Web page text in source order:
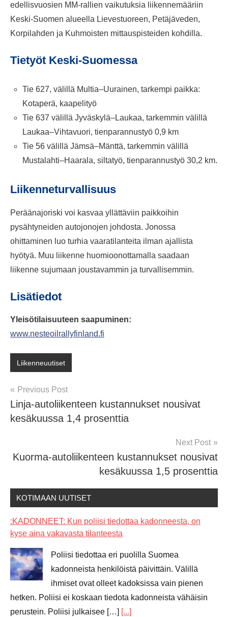
edellisvuosien MM-rallien vaikutuksia liikennemääriin
Keski-Suomen alueella Lievestuoreen, Petäjäveden,
Korpilahden ja Kuhmoisten mittauspisteiden kohdilla.
Tietyöt Keski-Suomessa
Tie 627, välillä Multia–Uurainen, tarkempi paikka:
Kotaperä, kaapelityö
Tie 637 välillä Jyväskylä–Laukaa, tarkemmin välillä
Laukaa–Vihtavuori, tienparannustyö 0,9 km
Tie 56 välillä Jämsä–Mänttä, tarkemmin välillä
Mustalahti–Haarala, siltatyö, tienparannustyö 30,2 km.
Liikenneturvallisuus
Peräänajoriski voi kasvaa yllättäviin paikkoihin
pysähtyneiden autojonojen johdosta. Jonossa
ohittaminen luo turhia vaaratilanteita ilman ajallista
hyötyä. Muu liikenne huomioonottamalla saadaan
liikenne sujumaan joustavammin ja turvallisemmin.
Lisätiedot
Yleisötilaisuuteen saapuminen:
www.nesteoilrallyfinland.fi
Liikenneuutiset
Post
navigation
Previous Post
Linja-autoliikenteen kustannukset nousivat
kesäkuussa 1,4 prosenttia
Next Post
Kuorma-autoliikenteen kustannukset nousivat
kesäkuussa 1,5 prosenttia
KOTIMAAN UUTISET
:KADONNEET: Kun poliisi tiedottaa kadonneesta, on
kyse aina vakavasta tilanteesta
Poliisi tiedottaa eri puolilla Suomea
kadonneista henkilöistä päivittäin. Välillä
ihmiset ovat olleet kadoksissa vain pienen
hetken. Poliisi ei koskaan tiedota kadonneista vähäisin
perustein. Poliisi julkaisee […] [...]